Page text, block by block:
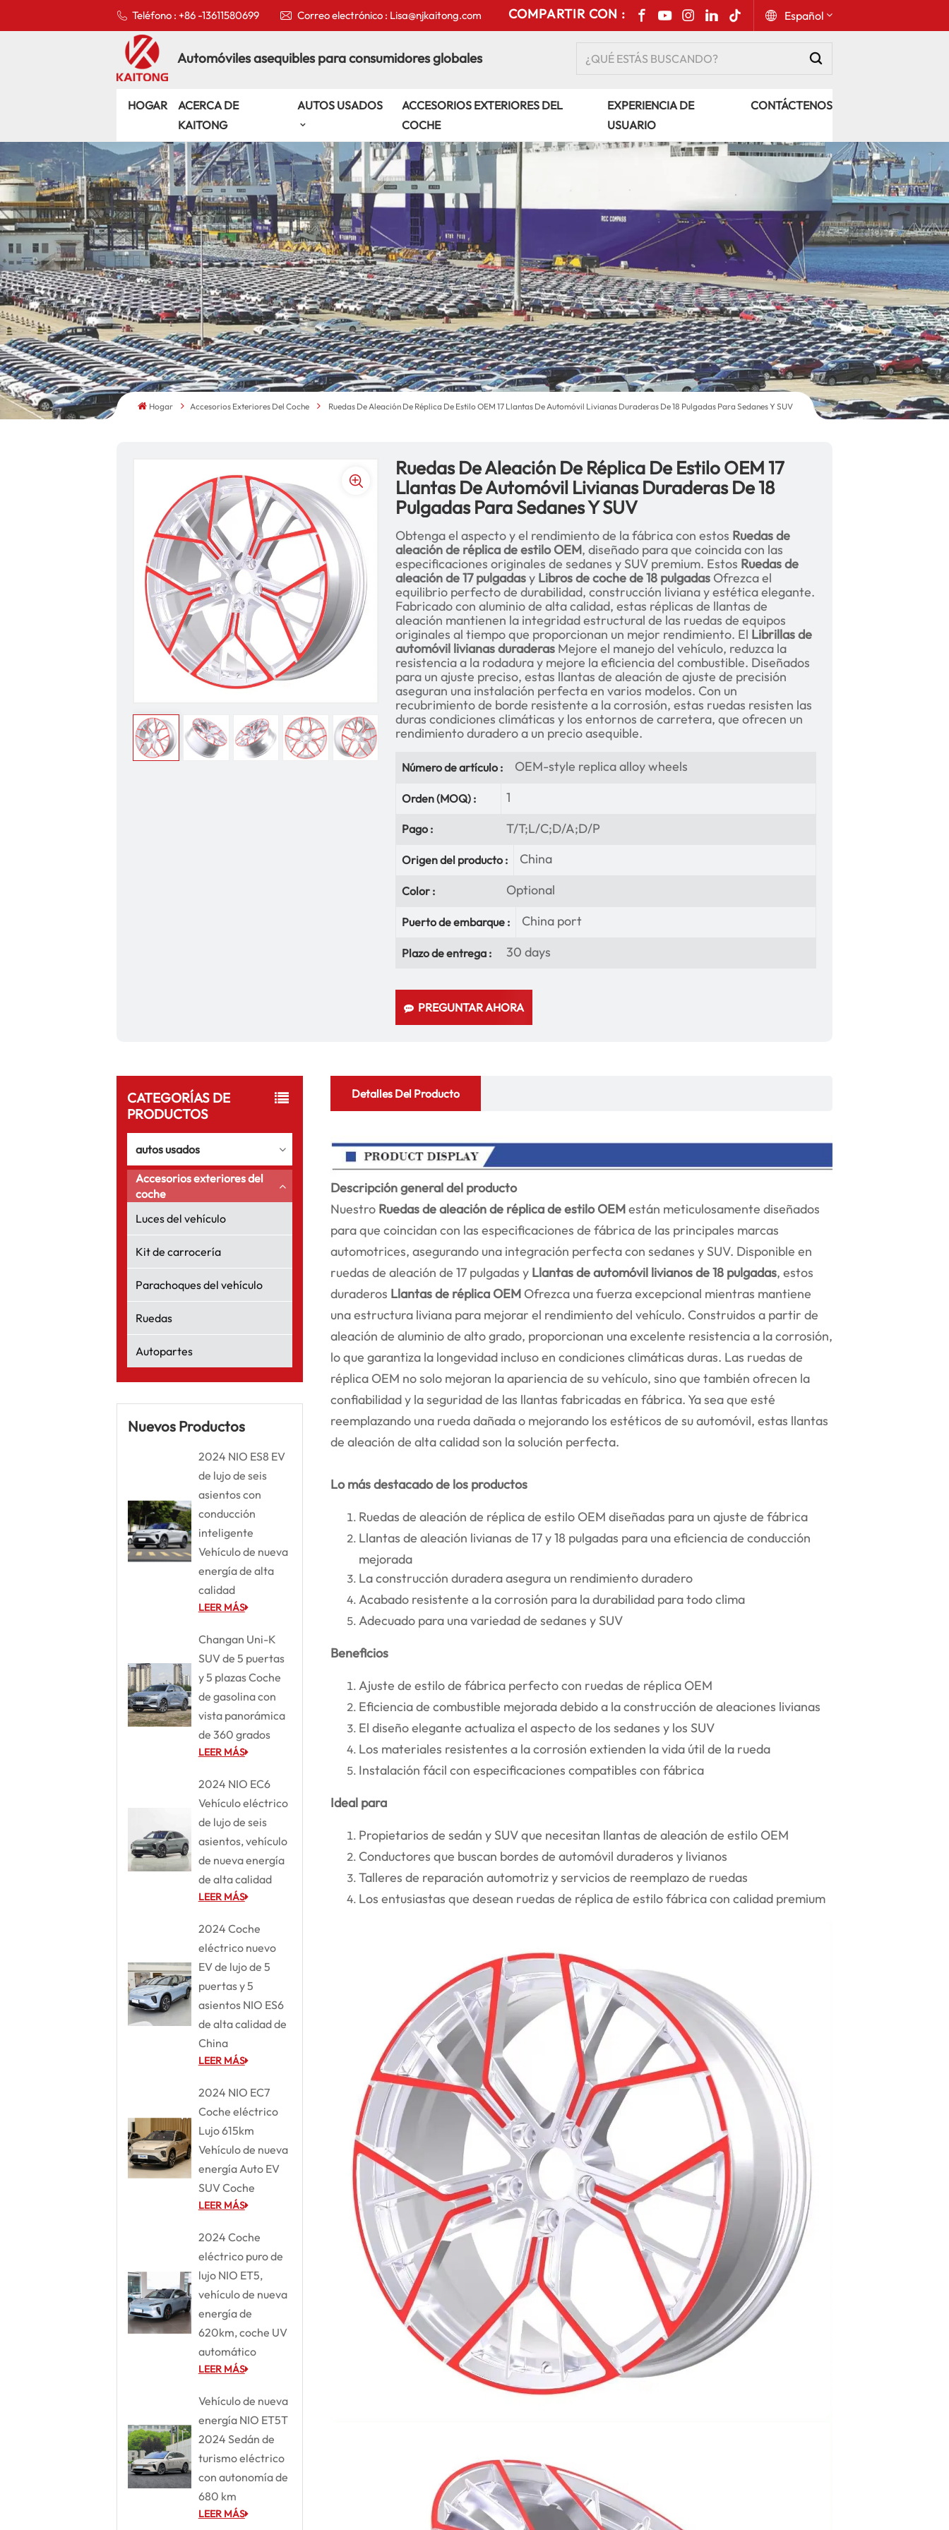
Teléfono : +86 -13611580699 Correo electrónico : Lisa@njkaitong.com COMPARTIR CON : Español
Русский
Español
Português
عربي
kiswahili
Automóviles asequibles para consumidores globales
HOGAR
ACERCA DE
KAITONG
AUTOS USADOS
ACCESORIOS EXTERIORES DEL
COCHE
EXPERIENCIA DE
USUARIO
CONTÁCTENOS
Hogar Accesorios Exteriores Del Coche Ruedas De Aleación De Réplica De Estilo OEM 17 Llantas De Automóvil Livianas Duraderas De 18 Pulgadas Para Sedanes Y SUV
Ruedas De Aleación De Réplica De Estilo OEM 17
Llantas De Automóvil Livianas Duraderas De 18
Pulgadas Para Sedanes Y SUV
Obtenga el aspecto y el rendimiento de la fábrica con estos Ruedas de
aleación de réplica de estilo OEM, diseñado para que coincida con las
especificaciones originales de sedanes y SUV premium. Estos Ruedas de
aleación de 17 pulgadasy Libros de coche de 18 pulgadas Ofrezca el
equilibrio perfecto de durabilidad, construcción liviana y estética elegante.
Fabricado con aluminio de alta calidad, estas réplicas de llantas de
aleación mantienen la integridad estructural de las ruedas de equipos
originales al tiempo que proporcionan un mejor rendimiento. El Librillas de
automóvil livianas duraderas Mejore el manejo del vehículo, reduzca la
resistencia a la rodadura y mejore la eficiencia del combustible. Diseñados
para un ajuste preciso, estas llantas de aleación de ajuste de precisión
aseguran una instalación perfecta en varios modelos. Con un
recubrimiento de borde resistente a la corrosión, estas ruedas resisten las
duras condiciones climáticas y los entornos de carretera, que ofrecen un
rendimiento duradero a un precio asequible.
Número de artículo : OEM-style replica alloy wheels
Orden (MOQ) : 1
Pago : T/T;L/C;D/A;D/P
Origen del producto : China
Color : Optional
Puerto de embarque : China port
Plazo de entrega : 30 days
PREGUNTAR AHORA
CATEGORÍAS DE
PRODUCTOS
autos usados
Accesorios exteriores del
coche
Luces del vehículo
Kit de carrocería
Parachoques del vehículo
Ruedas
Autopartes
Nuevos Productos
2024 NIO ES8 EV
de lujo de seis
asientos con
conducción
inteligente
Vehículo de nueva
energía de alta
calidad
LEER MÁS
Changan Uni-K
SUV de 5 puertas
y 5 plazas Coche
de gasolina con
vista panorámica
de 360 grados
LEER MÁS
2024 NIO EC6
Vehículo eléctrico
de lujo de seis
asientos, vehículo
de nueva energía
de alta calidad
LEER MÁS
2024 Coche
eléctrico nuevo
EV de lujo de 5
puertas y 5
asientos NIO ES6
de alta calidad de
China
LEER MÁS
2024 NIO EC7
Coche eléctrico
Lujo 615km
Vehículo de nueva
energía Auto EV
SUV Coche
LEER MÁS
2024 Coche
eléctrico puro de
lujo NIO ET5,
vehículo de nueva
energía de
620km, coche UV
automático
LEER MÁS
Vehículo de nueva
energía NIO ET5T
2024 Sedán de
turismo eléctrico
con autonomía de
680 km
LEER MÁS
Detalles Del Producto
Descripción general del producto
Nuestro Ruedas de aleación de réplica de estilo OEMestán meticulosamente diseñados
para que coincidan con las especificaciones de fábrica de las principales marcas
automotrices, asegurando una integración perfecta con sedanes y SUV. Disponible en
ruedas de aleación de 17 pulgadas y Llantas de automóvil livianos de 18 pulgadas, estos
duraderos Llantas de réplica OEM Ofrezca una fuerza excepcional mientras mantiene
una estructura liviana para mejorar el rendimiento del vehículo. Construidos a partir de
aleación de aluminio de alto grado, proporcionan una excelente resistencia a la corrosión,
lo que garantiza la longevidad incluso en condiciones climáticas duras. Las ruedas de
réplica OEM no solo mejoran la apariencia de su vehículo, sino que también ofrecen la
confiabilidad y la seguridad de las llantas fabricadas en fábrica. Ya sea que esté
reemplazando una rueda dañada o mejorando los estéticos de su automóvil, estas llantas
de aleación de alta calidad son la solución perfecta.
Lo más destacado de los productos
Ruedas de aleación de réplica de estilo OEM diseñadas para un ajuste de fábrica
Llantas de aleación livianas de 17 y 18 pulgadas para una eficiencia de conducción
mejorada
La construcción duradera asegura un rendimiento duradero
Acabado resistente a la corrosión para la durabilidad para todo clima
Adecuado para una variedad de sedanes y SUV
Beneficios
Ajuste de estilo de fábrica perfecto con ruedas de réplica OEM
Eficiencia de combustible mejorada debido a la construcción de aleaciones livianas
El diseño elegante actualiza el aspecto de los sedanes y los SUV
Los materiales resistentes a la corrosión extienden la vida útil de la rueda
Instalación fácil con especificaciones compatibles con fábrica
Ideal para
Propietarios de sedán y SUV que necesitan llantas de aleación de estilo OEM
Conductores que buscan bordes de automóvil duraderos y livianos
Talleres de reparación automotriz y servicios de reemplazo de ruedas
Los entusiastas que desean ruedas de réplica de estilo fábrica con calidad premium